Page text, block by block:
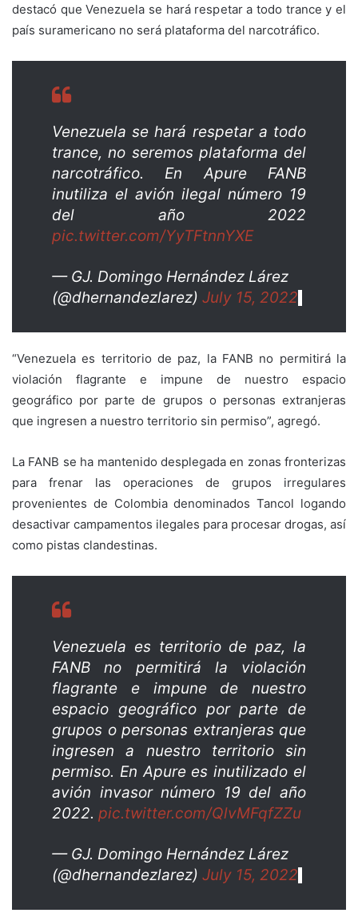
destacó que Venezuela se hará respetar a todo trance y el
país suramericano no será plataforma del narcotráfico.
Venezuela se hará respetar a todo
trance, no seremos plataforma del
narcotráfico. En Apure FANB
inutiliza el avión ilegal número 19
del año 2022
pic.twitter.com/YyTFtnnYXE
— GJ. Domingo Hernández Lárez
(@dhernandezlarez) July 15, 2022
“Venezuela es territorio de paz, la FANB no permitirá la
violación flagrante e impune de nuestro espacio
geográfico por parte de grupos o personas extranjeras
que ingresen a nuestro territorio sin permiso”, agregó.
La FANB se ha mantenido desplegada en zonas fronterizas
para frenar las operaciones de grupos irregulares
provenientes de Colombia denominados Tancol logando
desactivar campamentos ilegales para procesar drogas, así
como pistas clandestinas.
Venezuela es territorio de paz, la
FANB no permitirá la violación
flagrante e impune de nuestro
espacio geográfico por parte de
grupos o personas extranjeras que
ingresen a nuestro territorio sin
permiso. En Apure es inutilizado el
avión invasor número 19 del año
2022. pic.twitter.com/QlvMFqfZZu
— GJ. Domingo Hernández Lárez
(@dhernandezlarez) July 15, 2022